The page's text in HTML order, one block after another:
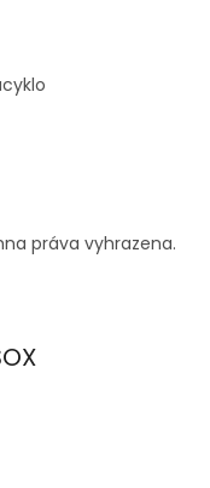
práva vyhrazena.